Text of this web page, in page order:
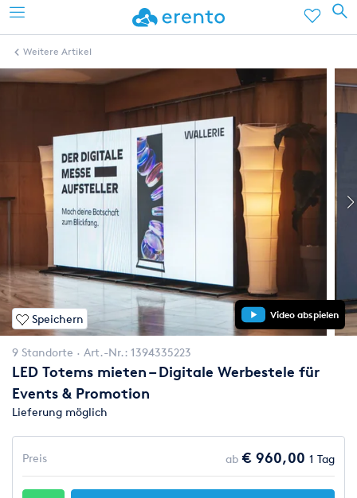
Weitere Artikel
Speichern Video abspielen
9 Standorte Art.-Nr.: 1394335223
LED Totems mieten – Digitale Werbestele für
Events & Promotion
Lieferung möglich
Preis ab € 960,00 1 Tag